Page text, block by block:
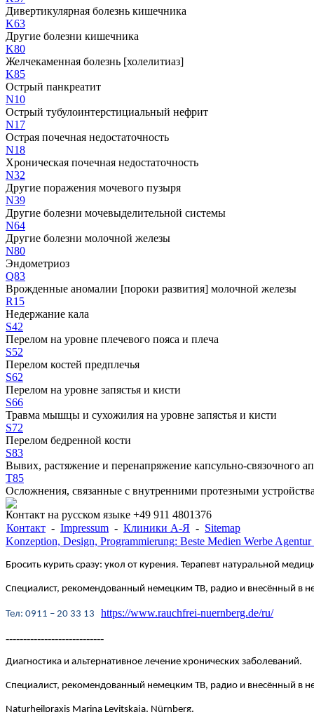
Дивертикулярная болезнь кишечника
K63
Другие болезни кишечника
K80
Желчекаменная болезнь [холелитиаз]
K85
Острый панкреатит
N10
Острый тубулоинтерстициальный нефрит
N17
Острая почечная недостаточность
N18
Хроническая почечная недостаточность
N32
Другие поражения мочевого пузыря
N39
Другие болезни мочевыделительной системы
N64
Другие болезни молочной железы
N80
Эндометриоз
Q83
Врожденные аномалии [пороки развития] молочной железы
R15
Недержание кала
S42
Перелом на уровне плечевого пояса и плеча
S52
Перелом костей предплечья
S62
Перелом на уровне запястья и кисти
S66
Травма мышцы и сухожилия на уровне запястья и кисти
S72
Перелом бедренной кости
S83
Вывих, растяжение и перенапряжение капсульно-связочного
T85
Осложнения, связанные с внутренними протезными
Контакт на русском языке +49 911 4801376
Контакт - Impressum - Клиники А-Я - Sitemap
Konzeption, Design, Programmierung: Beste Medien Werbe
Бросить курить сразу: укол от курения. Терапевт натуральной
Специалист, рекомендованный немецким ТВ, радио и внесённый в
Teл: 0911 – 20 33 13 https://www.rauchfrei-nuernberg.de/ru/
----------------------------
Диагностика и альтернативное лечение хронических заболеваний.
Специалист, рекомендованный немецким ТВ, радио и внесённый в
Naturheilpraxis Marina Levitskaja, Nürnberg.